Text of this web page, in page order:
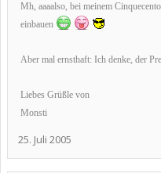
Mh, aaaalso, bei meinem
einbauen
Aber mal ernsthaft: Ich denke, der
Liebes Grüßle von
Monsti
25. Juli 2005